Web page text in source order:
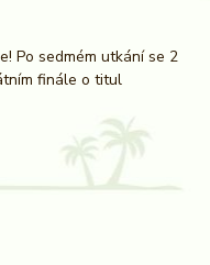
Po sedmém utkání se 2
finále o titul